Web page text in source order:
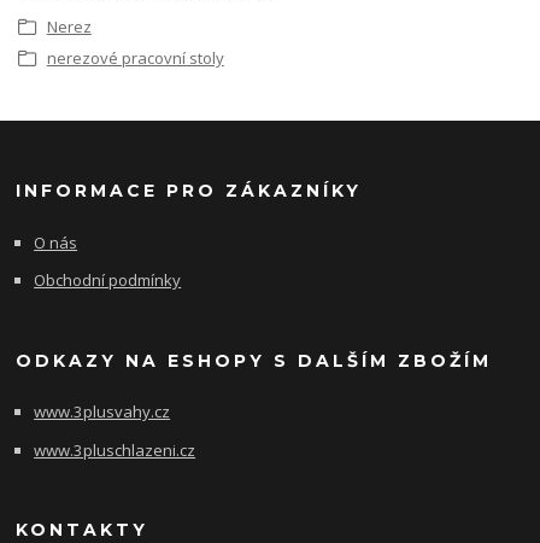
Nerez
nerezové pracovní stoly
INFORMACE PRO ZÁKAZNÍKY
O nás
Obchodní podmínky
ODKAZY NA ESHOPY S DALŠÍM ZBOŽÍM
www.3plusvahy.cz
www.3pluschlazeni.cz
KONTAKTY